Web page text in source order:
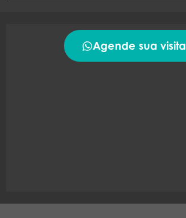
Agende sua visita